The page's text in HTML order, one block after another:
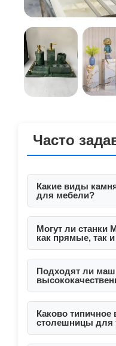
Часто
Какие виды
для мебели?
другие
Могут ли станки
как прямые, так
центры
Подходят ли
художественной
Каково типичное
столешницы для